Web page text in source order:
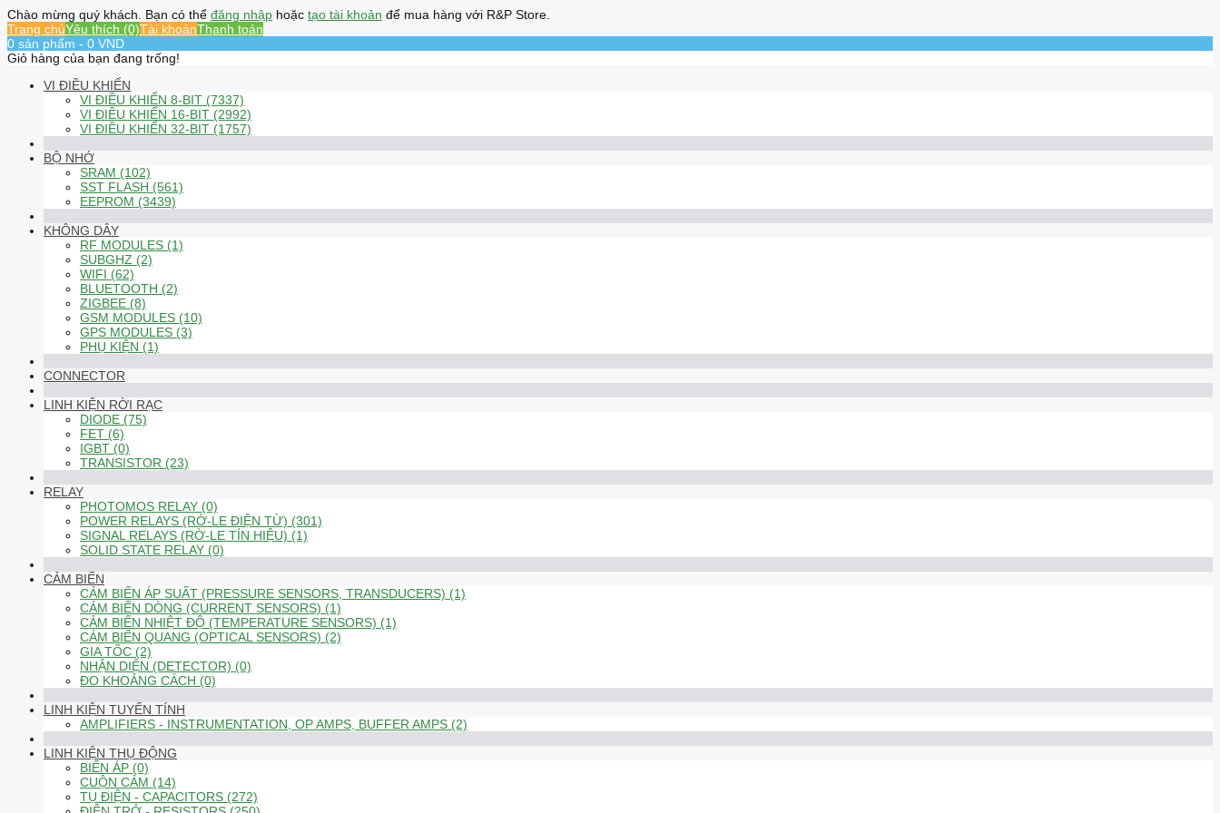
Chào mừng quý khách. Bạn có thể đăng nhập hoặc tạo tài khoản để mua hàng với R&P Store.
Trang chủYêu thích (0)Tài khoảnThanh toán
0 sản phẩm - 0 VND
Giỏ hàng của bạn đang trống!
VI ĐIỀU KHIỂN
VI ĐIỀU KHIỂN 8-BIT (7337)
VI ĐIỀU KHIỂN 16-BIT (2992)
VI ĐIỀU KHIỂN 32-BIT (1757)
BỘ NHỚ
SRAM (102)
SST FLASH (561)
EEPROM (3439)
KHÔNG DÂY
RF MODULES (1)
SUBGHZ (2)
WIFI (62)
BLUETOOTH (2)
ZIGBEE (8)
GSM MODULES (10)
GPS MODULES (3)
PHỤ KIỆN (1)
CONNECTOR
LINH KIỆN RỜI RẠC
DIODE (75)
FET (6)
IGBT (0)
TRANSISTOR (23)
RELAY
PHOTOMOS RELAY (0)
POWER RELAYS (RỜ-LE ĐIỆN TỪ) (301)
SIGNAL RELAYS (RỜ-LE TÍN HIỆU) (1)
SOLID STATE RELAY (0)
CẢM BIẾN
CẢM BIẾN ÁP SUẤT (PRESSURE SENSORS, TRANSDUCERS) (1)
CẢM BIẾN DÒNG (CURRENT SENSORS) (1)
CẢM BIẾN NHIỆT ĐỘ (TEMPERATURE SENSORS) (1)
CẢM BIẾN QUANG (OPTICAL SENSORS) (2)
GIA TỐC (2)
NHẬN DIỆN (DETECTOR) (0)
ĐO KHOẢNG CÁCH (0)
LINH KIỆN TUYẾN TÍNH
AMPLIFIERS - INSTRUMENTATION, OP AMPS, BUFFER AMPS (2)
LINH KIỆN THỤ ĐỘNG
BIẾN ÁP (0)
CUỘN CẢM (14)
TỤ ĐIỆN - CAPACITORS (272)